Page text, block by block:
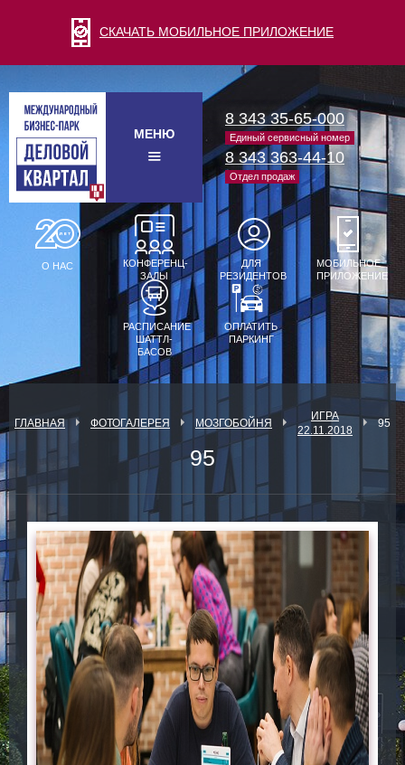
СКАЧАТЬ МОБИЛЬНОЕ ПРИЛОЖЕНИЕ
МЕНЮ
8 343 35-65-000
Единый сервисный номер
8 343 363-44-10
Отдел продаж
О НАС
КОНФЕРЕНЦ-
ЗАЛЫ
ДЛЯ
РЕЗИДЕНТОВ
МОБИЛЬНОЕ
ПРИЛОЖЕНИЕ
РАСПИСАНИЕ
ШАТТЛ-
БАСОВ
ОПЛАТИТЬ
ПАРКИНГ
ГЛАВНАЯ ФОТОГАЛЕРЕЯ МОЗГОБОЙНЯ
ИГРА
22.11.2018
95
95